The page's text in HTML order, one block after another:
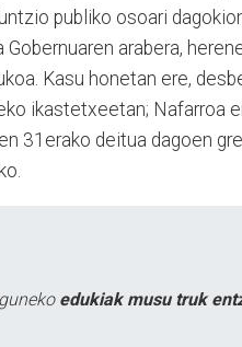
publiko osoari
arabera,
Kasu honetan ere,
ikastetxeetan; Nafarroa
31erako deitua dagoen
edukiak musu truk